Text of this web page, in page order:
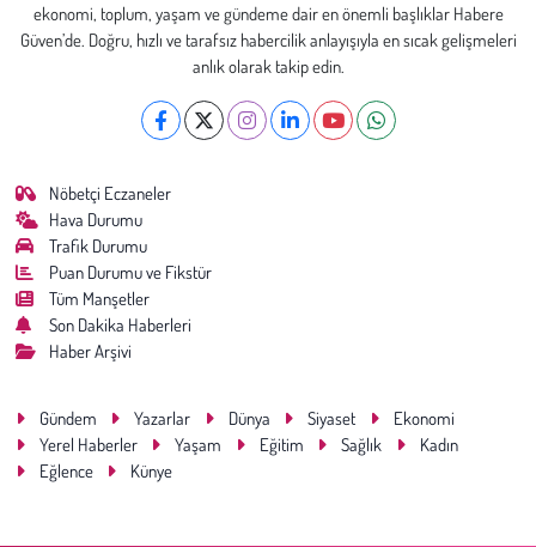
ekonomi, toplum, yaşam ve gündeme dair en önemli başlıklar Habere
Güven’de. Doğru, hızlı ve tarafsız habercilik anlayışıyla en sıcak gelişmeleri
anlık olarak takip edin.
Nöbetçi Eczaneler
Hava Durumu
Trafik Durumu
Puan Durumu ve Fikstür
Tüm Manşetler
Son Dakika Haberleri
Haber Arşivi
Gündem Yazarlar Dünya Siyaset
Ekonomi
Yerel Haberler
Yaşam Eğitim Sağlık
Kadın
Eğlence
Künye